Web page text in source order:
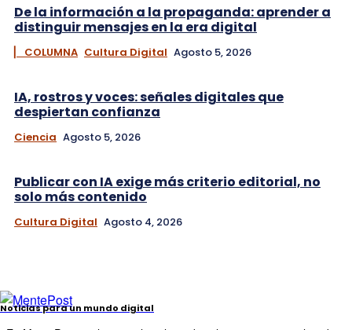
De la información a la propaganda: aprender a
distinguir mensajes en la era digital
▏ COLUMNA Cultura Digital Agosto 5, 2026
IA, rostros y voces: señales digitales que
despiertan confianza
Ciencia Agosto 5, 2026
Publicar con IA exige más criterio editorial, no
solo más contenido
Cultura Digital Agosto 4, 2026
Noticias para un mundo digital